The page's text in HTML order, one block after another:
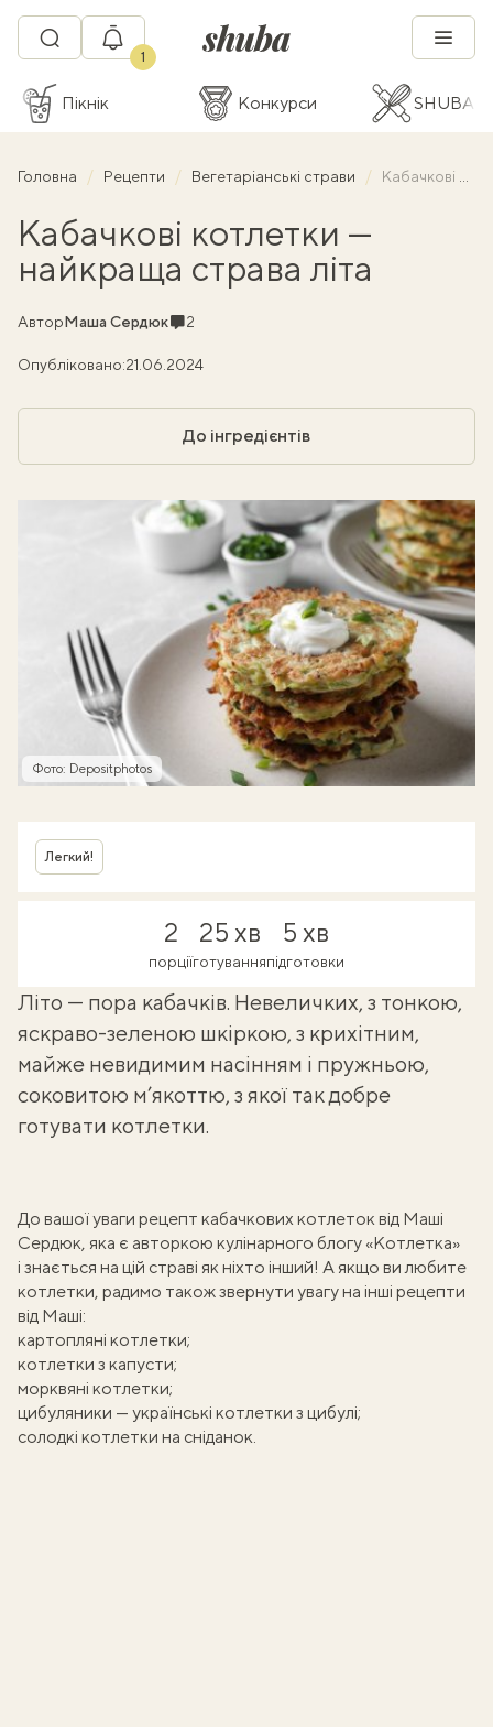
1
Пікнік Конкурси SHUBA
Головна Рецепти Вегетаріанські страви Кабачкові котлетки — найкраща страва літа
Кабачкові котлетки —
найкраща страва літа
АвторМаша СердюкКоментарі
2
Опубліковано:21.06.2024
До інгредієнтів
Фото: Depositphotos
Легкий!
2
порції
25 хв
готування
5 хв
підготовки
Літо — пора кабачків. Невеличких, з тонкою,
яскраво-зеленою шкіркою, з крихітним,
майже невидимим насінням і пружньою,
соковитою м’якоттю, з якої так добре
готувати котлетки.
До вашої уваги рецепт кабачкових котлеток від Маші
Сердюк, яка є авторкою кулінарного блогу «Котлетка»
і знається на цій страві як ніхто інший! А якщо ви любите
котлетки, радимо також звернути увагу на інші рецепти
від Маші:
картопляні котлетки;
котлетки з капусти;
морквяні котлетки;
цибуляники — українські котлетки з цибулі;
солодкі котлетки на сніданок.